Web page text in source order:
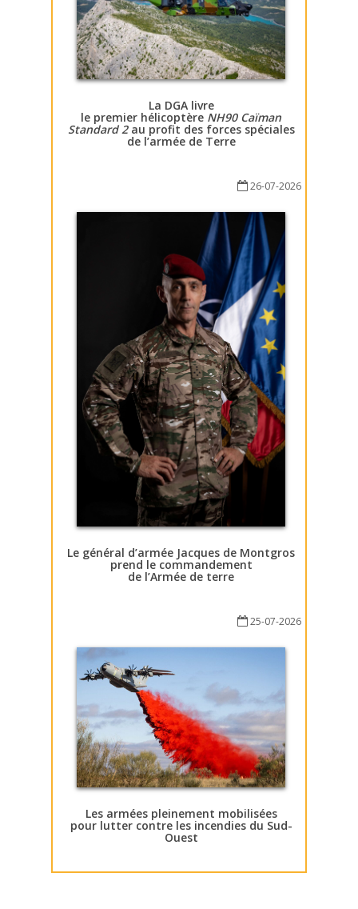
La DGA livre
le premier hélicoptère NH90 Caïman
Standard 2au profit des forces spéciales
de l’armée de Terre
26-07-2026
Le général d’armée Jacques de Montgros
prend le commandement
de l’Armée de terre
25-07-2026
Les armées pleinement mobilisées
pour lutter contre les incendies du Sud-
Ouest